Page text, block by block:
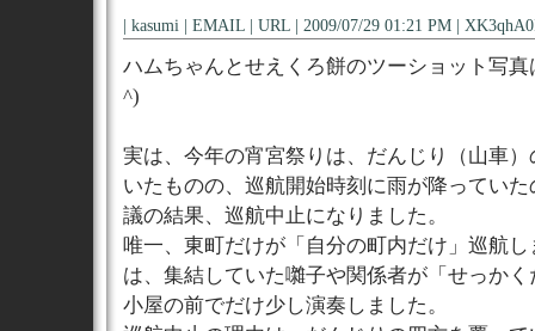
| kasumi | EMAIL | URL | 2009/07/29 01:21 PM |
ハムちゃんとせえくろ餅のツーショット写
^)
実は、今年の宵宮祭りは、だんじり（山車
いたものの、巡航開始時刻に雨が降ってい
議の結果、巡航中止になりました。
唯一、東町だけが「自分の町内だけ」巡航
は、集結していた囃子や関係者が「せっか
小屋の前でだけ少し演奏しました。